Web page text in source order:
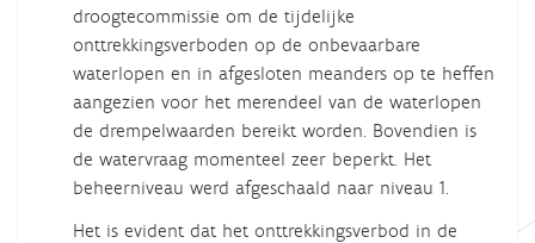
droogtecommissie om de tijdelijke
onttrekkingsverboden op de onbevaarbare
waterlopen en in afgesloten meanders op te heffen
aangezien voor het merendeel van de waterlopen
de drempelwaarden bereikt worden. Bovendien is
de watervraag momenteel zeer beperkt. Het
beheerniveau werd afgeschaald naar niveau 1.
Het is evident dat het onttrekkingsverbod in de